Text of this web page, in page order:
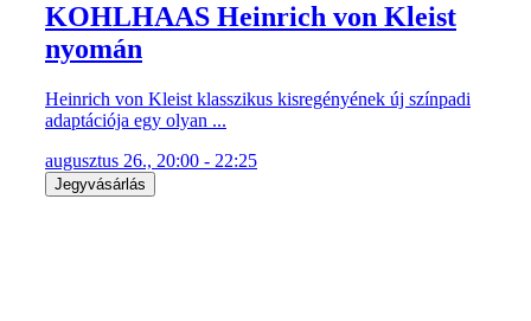
KOHLHAAS Heinrich von Kleist
nyomán
Heinrich von Kleist klasszikus kisregényének új színpadi
adaptációja egy olyan ...
augusztus 26., 20:00 - 22:25
Jegyvásárlás